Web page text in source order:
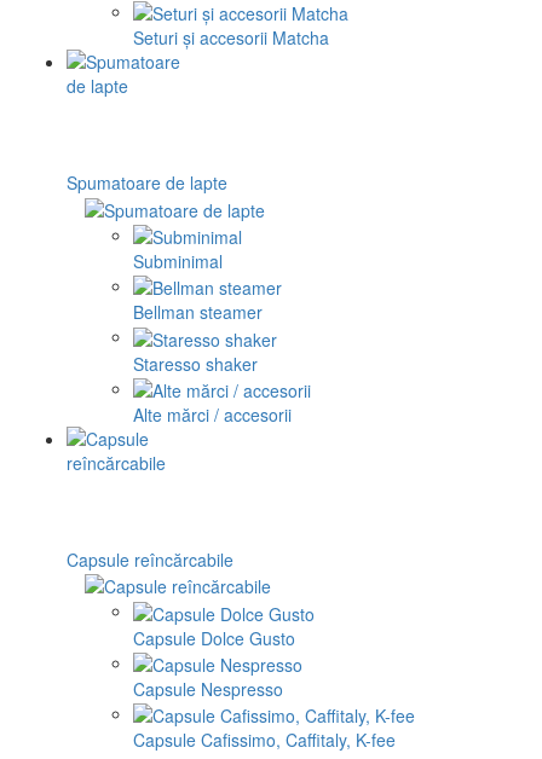
Seturi și accesorii Matcha
Spumatoare de lapte
Subminimal
Bellman steamer
Staresso shaker
Alte mărci / accesorii
Capsule reîncărcabile
Capsule Dolce Gusto
Capsule Nespresso
Capsule Cafissimo, Caffitaly, K-fee